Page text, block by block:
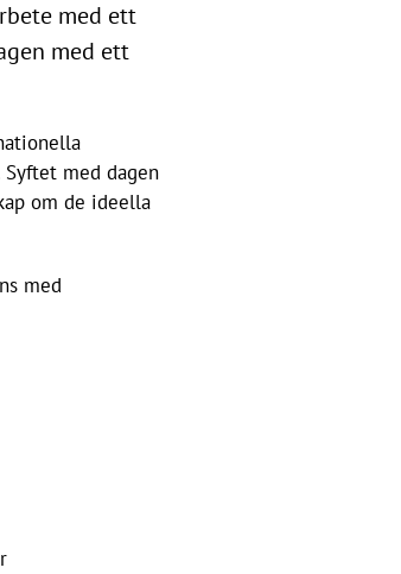
med ett
med ett
med dagen
om de ideella
med